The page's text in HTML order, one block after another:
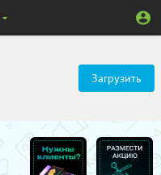
Загрузить